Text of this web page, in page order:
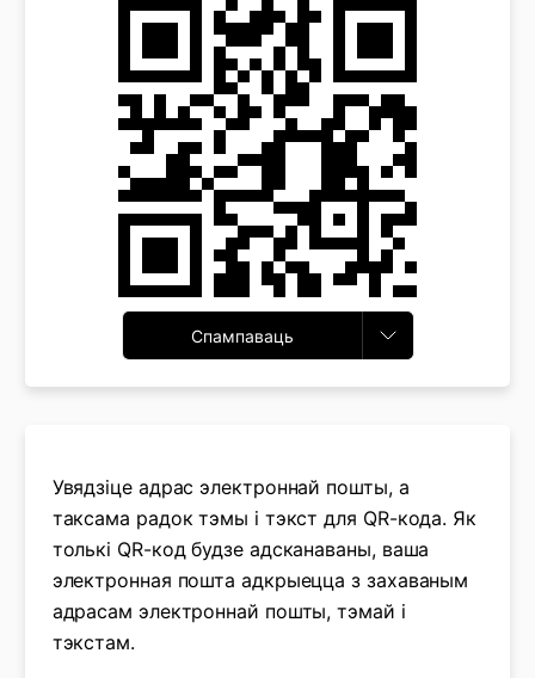
Спампаваць
Увядзіце адрас электроннай пошты, а
таксама радок тэмы і тэкст для QR-кода. Як
толькі QR-код будзе адсканаваны, ваша
электронная пошта адкрыецца з захаваным
адрасам электроннай пошты, тэмай і
тэкстам.